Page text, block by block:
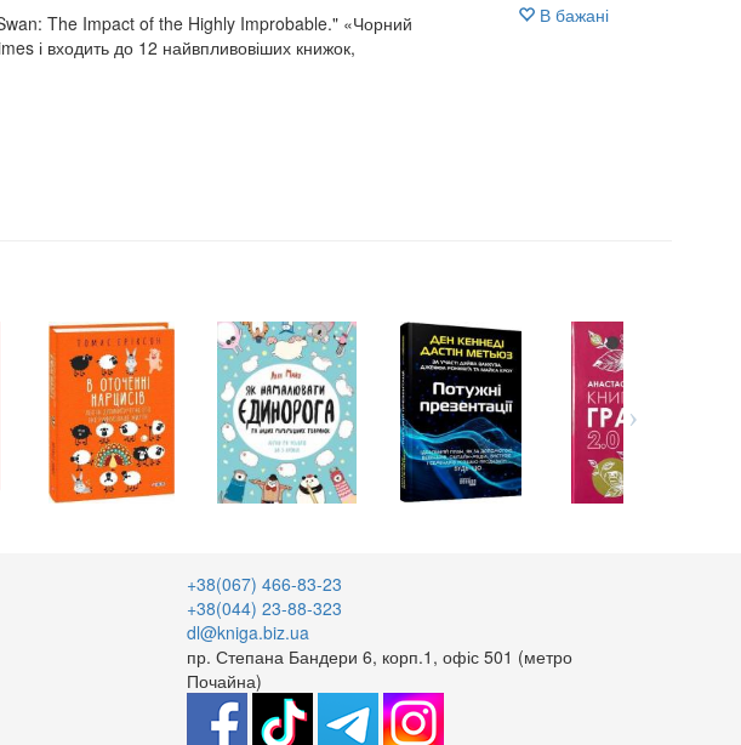
The Impact of the Highly Improbable." «Чорний
і входить до 12 найвпливовіших книжок,
В бажані
+38(067) 466-83-23
+38(044) 23-88-323
dl@kniga.biz.ua
пр. Степана Бандери 6, корп.1, офіс 501 (метро
Почайна)